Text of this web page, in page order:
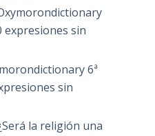
expresiones sin
6ª
sin
la religión una